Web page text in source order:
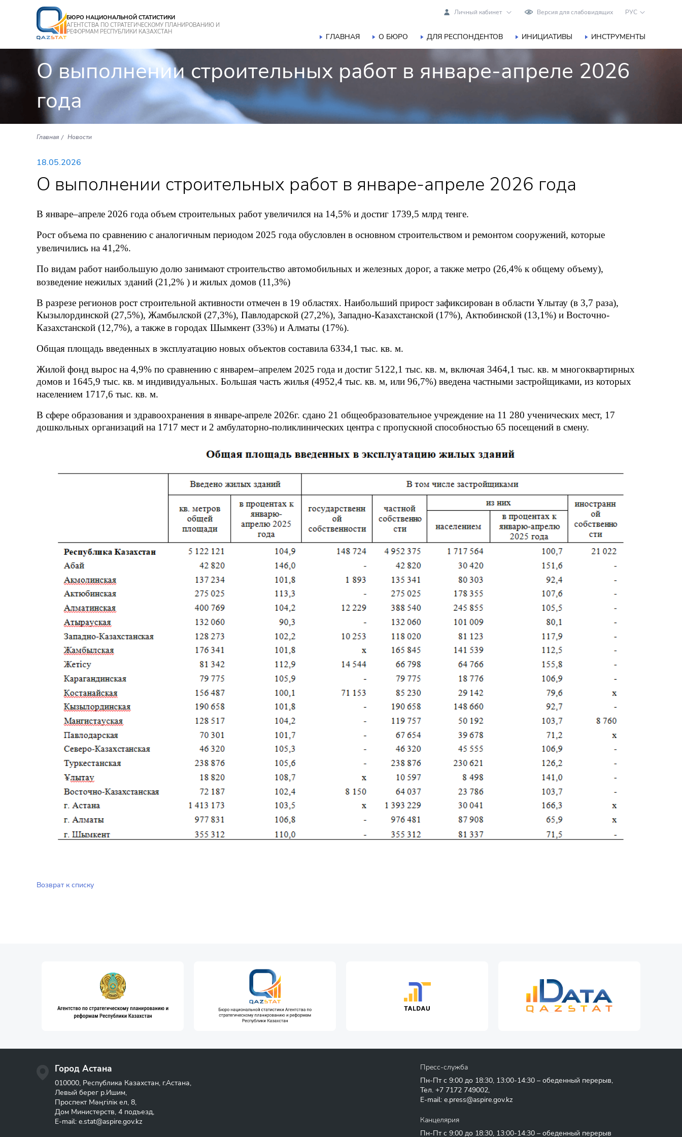
БЮРО НАЦИОНАЛЬНОЙ СТАТИСТИКИ
АГЕНТСТВА ПО СТРАТЕГИЧЕСКОМУ ПЛАНИРОВАНИЮ И
РЕФОРМАМ РЕСПУБЛИКИ КАЗАХСТАН
Личный кабинет Версия для слабовидящих РУС
ГЛАВНАЯ О БЮРО ДЛЯ РЕСПОНДЕНТОВ ИНИЦИАТИВЫ ИНСТРУМЕНТЫ
О выполнении строительных работ в январе-апреле 2026
года
Главная Новости
18.05.2026
О выполнении строительных работ в январе-апреле 2026 года
В январе–апреле 2026 года объем строительных работ увеличился на 14,5% и достиг 1739,5 млрд тенге.
Рост объема по сравнению с аналогичным периодом 2025 года обусловлен в основном строительством и ремонтом сооружений, которые
увеличились на 41,2%.
По видам работ наибольшую долю занимают строительство автомобильных и железных дорог, а также метро (26,4% к общему объему),
возведение нежилых зданий (21,2% ) и жилых домов (11,3%)
В разрезе регионов рост строительной активности отмечен в 19 областях. Наибольший прирост зафиксирован в области Ұлытау (в 3,7 раза),
Кызылординской (27,5%), Жамбылской (27,3%), Павлодарской (27,2%), Западно-Казахстанской (17%), Актюбинской (13,1%) и Восточно-
Казахстанской (12,7%), а также в городах Шымкент (33%) и Алматы (17%).
Общая площадь введенных в эксплуатацию новых объектов составила 6334,1 тыс. кв. м.
Жилой фонд вырос на 4,9% по сравнению с январем–апрелем 2025 года и достиг 5122,1 тыс. кв. м, включая 3464,1 тыс. кв. м многоквартирных
домов и 1645,9 тыс. кв. м индивидуальных. Большая часть жилья (4952,4 тыс. кв. м, или 96,7%) введена частными застройщиками, из которых
населением 1717,6 тыс. кв. м.
В сфере образования и здравоохранения в январе-апреле 2026г. сдано 21 общеобразовательное учреждение на 11 280 ученических мест, 17
дошкольных организаций на 1717 мест и 2 амбулаторно-поликлинических центра с пропускной способностью 65 посещений в смену.
Возврат к списку
Город Астана
010000, Республика Казахстан, г.Астана,
Левый берег р.Ишим,
Проспект Мәңгілік ел, 8,
Дом Министерств, 4 подъезд,
E-mail: e.stat@aspire.gov.kz
Пресс-служба
Пн-Пт с 9:00 до 18:30, 13:00-14:30 – обеденный перерыв,
Тел. +7 7172 749002,
E-mail: e.press@aspire.gov.kz
Канцелярия
Пн-Пт с 9:00 до 18:30, 13:00-14:30 – обеденный перерыв